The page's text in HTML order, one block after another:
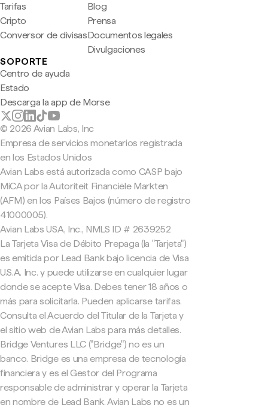
Tarifas
Cripto
Conversor de divisas
Blog
Prensa
Documentos legales
Divulgaciones
SOPORTE
Centro de ayuda
Estado
Descarga la app de Morse
© 2026 Avian Labs, Inc
Empresa de servicios monetarios registrada
en los Estados Unidos
Avian Labs está autorizada como CASP bajo
MiCA por la Autoriteit Financiële Markten
(AFM) en los Países Bajos (número de registro
41000005).
Avian Labs USA, Inc., NMLS ID # 2639252
La Tarjeta Visa de Débito Prepaga (la "Tarjeta")
es emitida por Lead Bank bajo licencia de Visa
U.S.A. Inc. y puede utilizarse en cualquier lugar
donde se acepte Visa. Debes tener 18 años o
más para solicitarla. Pueden aplicarse tarifas.
Consulta el Acuerdo del Titular de la Tarjeta y
el sitio web de Avian Labs para más detalles.
Bridge Ventures LLC ("Bridge") no es un
banco. Bridge es una empresa de tecnología
financiera y es el Gestor del Programa
responsable de administrar y operar la Tarjeta
en nombre de Lead Bank. Avian Labs no es un